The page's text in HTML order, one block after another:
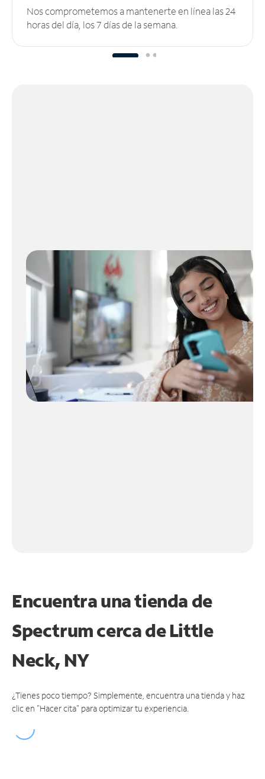
Nos comprometemos a mantenerte en línea las 24
horas del día, los 7 días de la semana.
Encuentra una tienda de
Spectrumcerca de Little
Neck, NY
¿Tienes poco tiempo? Simplemente, encuentra una tienda y haz
clic en "Hacer cita" para optimizar tu experiencia.